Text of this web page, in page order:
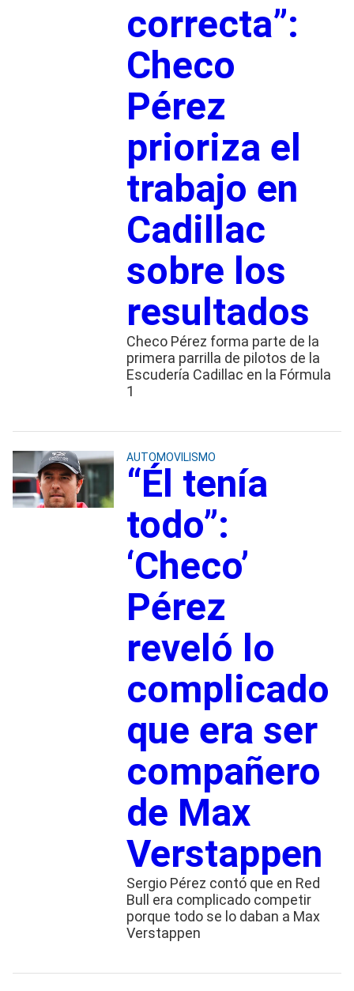
correcta”:
Checo
Pérez
prioriza el
trabajo en
Cadillac
sobre los
resultados
Checo Pérez forma parte de la
primera parrilla de pilotos de la
Escudería Cadillac en la Fórmula
1
AUTOMOVILISMO
“Él tenía
todo”:
‘Checo’
Pérez
reveló lo
complicado
que era ser
compañero
de Max
Verstappen
Sergio Pérez contó que en Red
Bull era complicado competir
porque todo se lo daban a Max
Verstappen